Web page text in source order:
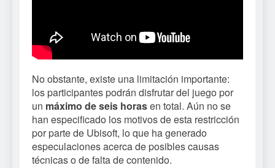
No obstante, existe una limitación importante:
los participantes podrán disfrutar del juego por
un máximo de seis horasen total. Aún no se
han especificado los motivos de esta restricción
por parte de Ubisoft, lo que ha generado
especulaciones acerca de posibles causas
técnicas o de falta de contenido.